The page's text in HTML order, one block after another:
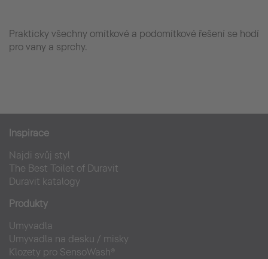
Prakticky všechny omítkové a podomítkové řešení se hodí
pro vany a sprchy.
Inspirace
Najdi svůj styl
The Best Toilet of Duravit
Duravit katalogy
Produkty
Umyvadla
Umyvadla na desku / misky
Klozety pro SensoWash®